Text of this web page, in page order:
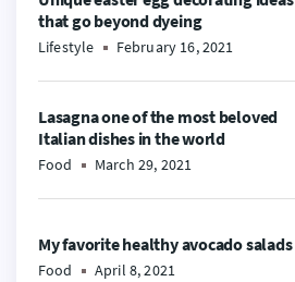
that go beyond dyeing
Lifestyle February 16, 2021
Lasagna one of the most beloved
Italian dishes in the world
Food March 29, 2021
My favorite healthy avocado salads
Food April 8, 2021